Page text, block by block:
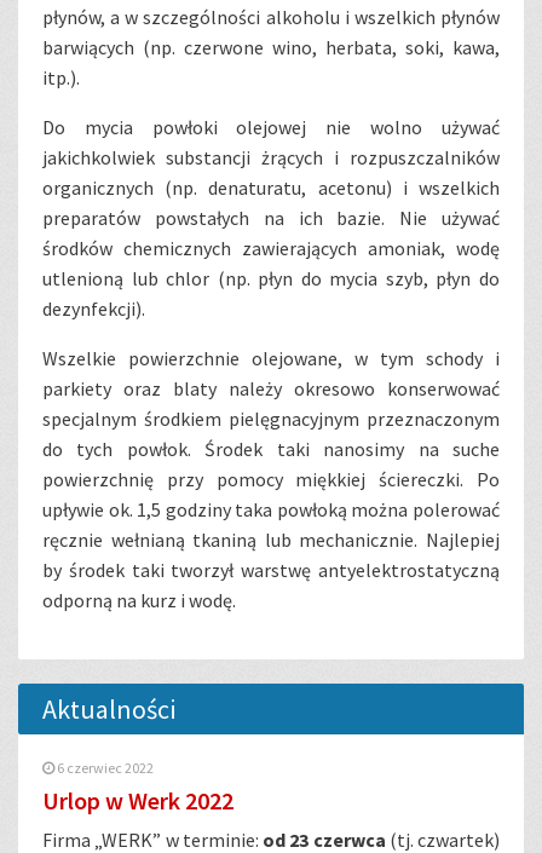
płynów, a w szczególności alkoholu i wszelkich płynów
barwiących (np. czerwone wino, herbata, soki, kawa,
itp.).
Do mycia powłoki olejowej nie wolno używać
jakichkolwiek substancji żrących i rozpuszczalników
organicznych (np. denaturatu, acetonu) i wszelkich
preparatów powstałych na ich bazie. Nie używać
środków chemicznych zawierających amoniak, wodę
utlenioną lub chlor (np. płyn do mycia szyb, płyn do
dezynfekcji).
Wszelkie powierzchnie olejowane, w tym schody i
parkiety oraz blaty należy okresowo konserwować
specjalnym środkiem pielęgnacyjnym przeznaczonym
do tych powłok. Środek taki nanosimy na suche
powierzchnię przy pomocy miękkiej ściereczki. Po
upływie ok. 1,5 godziny taka powłoką można polerować
ręcznie wełnianą tkaniną lub mechanicznie. Najlepiej
by środek taki tworzył warstwę antyelektrostatyczną
odporną na kurz i wodę.
Aktualności
6 czerwiec 2022
Urlop w Werk 2022
Firma „WERK” w terminie: od 23 czerwca (tj. czwartek)